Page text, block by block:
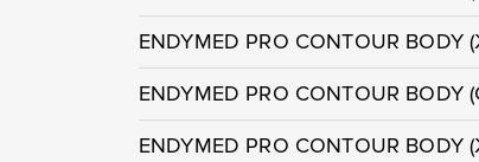
ENDYMED PRO CONTOUR
ENDYMED PRO CONTOUR
ENDYMED PRO CONTOUR